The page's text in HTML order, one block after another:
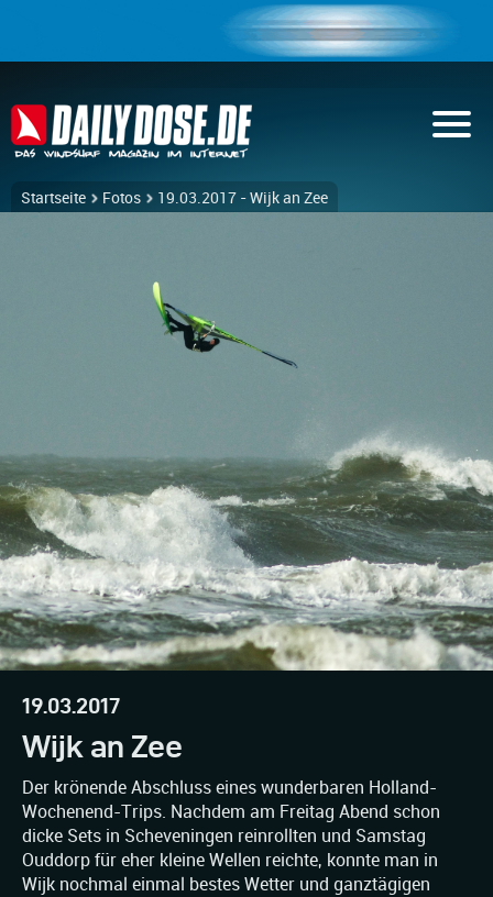
Startseite Fotos 19.03.2017 - Wijk an Zee
19.03.2017
Wijk an Zee
Der krönende Abschluss eines wunderbaren Holland-
Wochenend-Trips. Nachdem am Freitag Abend schon
dicke Sets in Scheveningen reinrollten und Samstag
Ouddorp für eher kleine Wellen reichte, konnte man in
Wijk nochmal einmal bestes Wetter und ganztägigen